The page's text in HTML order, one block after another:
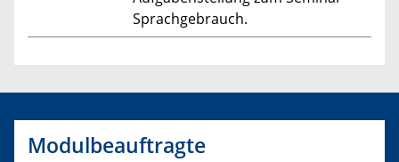
Sprachgebrauch.
Modulbeauftragte